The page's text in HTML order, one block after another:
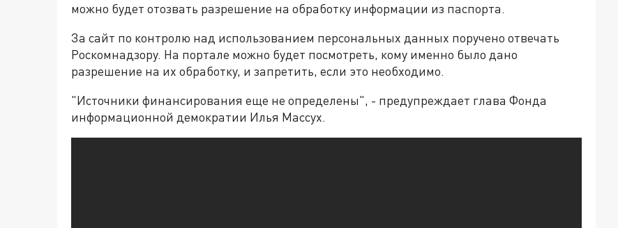
можно будет отозвать разрешение на обработку информации из паспорта.
За сайт по контролю над использованием персональных данных поручено отвечать
Роскомнадзору. На портале можно будет посмотреть, кому именно было дано
разрешение на их обработку, и запретить, если это необходимо.
"Источники финансирования еще не определены", - предупреждает глава Фонда
информационной демократии Илья Массух.